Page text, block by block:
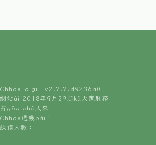
ChhoeTaigi⁺ v2.7.7.d9236a0
網站ùi 2018年9月29起kā大家服務
有gōa chē人來：
Chhōe過幾pái：
線頂人數：